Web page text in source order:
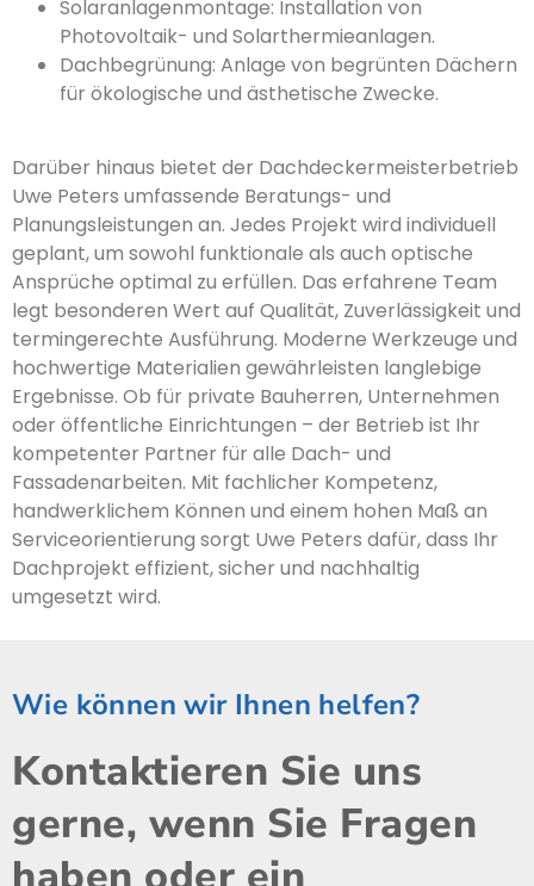
Solaranlagenmontage: Installation von
Photovoltaik- und Solarthermieanlagen.
Dachbegrünung: Anlage von begrünten Dächern
für ökologische und ästhetische Zwecke.
Darüber hinaus bietet der Dachdeckermeisterbetrieb
Uwe Peters umfassende Beratungs- und
Planungsleistungen an. Jedes Projekt wird individuell
geplant, um sowohl funktionale als auch optische
Ansprüche optimal zu erfüllen. Das erfahrene Team
legt besonderen Wert auf Qualität, Zuverlässigkeit und
termingerechte Ausführung. Moderne Werkzeuge und
hochwertige Materialien gewährleisten langlebige
Ergebnisse. Ob für private Bauherren, Unternehmen
oder öffentliche Einrichtungen – der Betrieb ist Ihr
kompetenter Partner für alle Dach- und
Fassadenarbeiten. Mit fachlicher Kompetenz,
handwerklichem Können und einem hohen Maß an
Serviceorientierung sorgt Uwe Peters dafür, dass Ihr
Dachprojekt effizient, sicher und nachhaltig
umgesetzt wird.
Wie können wir Ihnen helfen?
Kontaktieren Sie uns
gerne, wenn Sie Fragen